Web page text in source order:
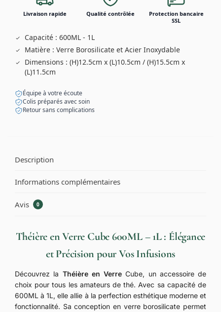
Livraison rapide Qualité contrôlée
Protection bancaire
SSL
Capacité : 600ML - 1L
Matière : Verre Borosilicate et Acier Inoxydable
Dimensions : (H)12.5cm x (L)10.5cm / (H)15.5cm x
(L)11.5cm
Équipe à votre écoute
Colis préparés avec soin
Retour sans complications
Description
Informations complémentaires
Avis 0
Théière en Verre Cube 600ML – 1L : Élégance
et Précision pour Vos Infusions
Découvrez la Théière en Verre Cube, un accessoire de
choix pour tous les amateurs de thé. Avec sa capacité de
600ML à 1L, elle allie à la perfection esthétique moderne et
fonctionnalité. Sa conception en verre borosilicate permet